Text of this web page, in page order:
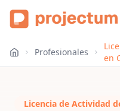
Profesionales
en
Licencia de Actividad